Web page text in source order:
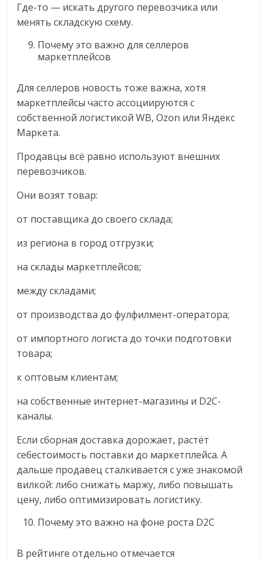
Где-то — искать другого перевозчика или
менять складскую схему.
Почему это важно для селлеров
маркетплейсов
Для селлеров новость тоже важна, хотя
маркетплейсы часто ассоциируются с
собственной логистикой WB, Ozon или Яндекс
Маркета.
Продавцы всё равно используют внешних
перевозчиков.
Они возят товар:
от поставщика до своего склада;
из региона в город отгрузки;
на склады маркетплейсов;
между складами;
от производства до фулфилмент-оператора;
от импортного логиста до точки подготовки
товара;
к оптовым клиентам;
на собственные интернет-магазины и D2C-
каналы.
Если сборная доставка дорожает, растёт
себестоимость поставки до маркетплейса. А
дальше продавец сталкивается с уже знакомой
вилкой: либо снижать маржу, либо повышать
цену, либо оптимизировать логистику.
Почему это важно на фоне роста D2C
В рейтинге отдельно отмечается